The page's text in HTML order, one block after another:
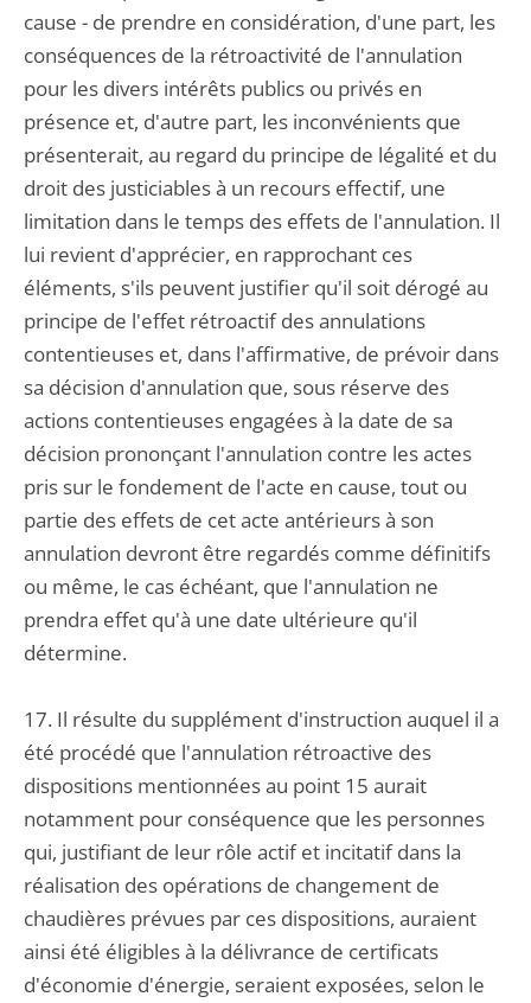
cause - de prendre en considération, d'une part, les
conséquences de la rétroactivité de l'annulation
pour les divers intérêts publics ou privés en
présence et, d'autre part, les inconvénients que
présenterait, au regard du principe de légalité et du
droit des justiciables à un recours effectif, une
limitation dans le temps des effets de l'annulation. Il
lui revient d'apprécier, en rapprochant ces
éléments, s'ils peuvent justifier qu'il soit dérogé au
principe de l'effet rétroactif des annulations
contentieuses et, dans l'affirmative, de prévoir dans
sa décision d'annulation que, sous réserve des
actions contentieuses engagées à la date de sa
décision prononçant l'annulation contre les actes
pris sur le fondement de l'acte en cause, tout ou
partie des effets de cet acte antérieurs à son
annulation devront être regardés comme définitifs
ou même, le cas échéant, que l'annulation ne
prendra effet qu'à une date ultérieure qu'il
détermine.
17. Il résulte du supplément d'instruction auquel il a
été procédé que l'annulation rétroactive des
dispositions mentionnées au point 15 aurait
notamment pour conséquence que les personnes
qui, justifiant de leur rôle actif et incitatif dans la
réalisation des opérations de changement de
chaudières prévues par ces dispositions, auraient
ainsi été éligibles à la délivrance de certificats
d'économie d'énergie, seraient exposées, selon le